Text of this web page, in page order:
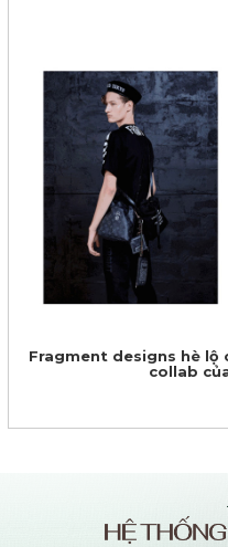
Fragment designs hè lộ
collab